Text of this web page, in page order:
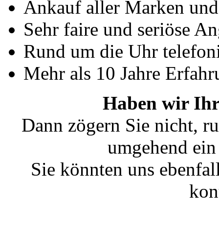
Ankauf aller Marken
Sehr faire und seriöse
Rund um die Uhr
Mehr als 10 Jahre
Haben wir Ihr
Dann zögern Sie nicht,
umgehend
Sie könnten uns